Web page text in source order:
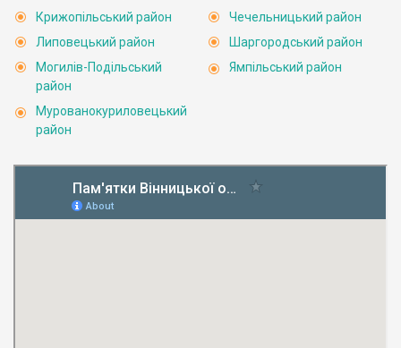
Крижопільський район
Липовецький район
Могилів-Подільський
район
Мурованокуриловецький
район
Чечельницький район
Шаргородський район
Ямпільський район